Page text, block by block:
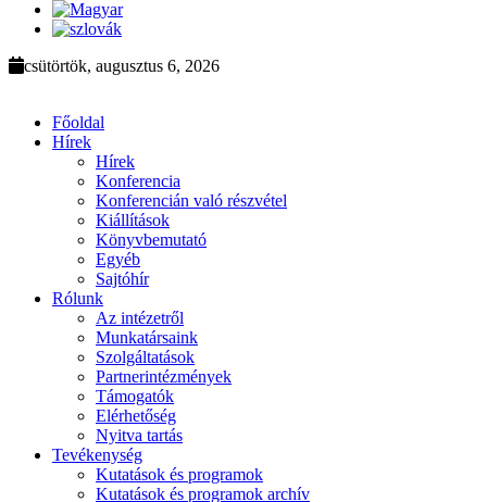
csütörtök, augusztus 6, 2026
Főoldal
Hírek
Hírek
Konferencia
Konferencián való részvétel
Kiállítások
Könyvbemutató
Egyéb
Sajtóhír
Rólunk
Az intézetről
Munkatársaink
Szolgáltatások
Partnerintézmények
Támogatók
Elérhetőség
Nyitva tartás
Tevékenység
Kutatások és programok
Kutatások és programok archív